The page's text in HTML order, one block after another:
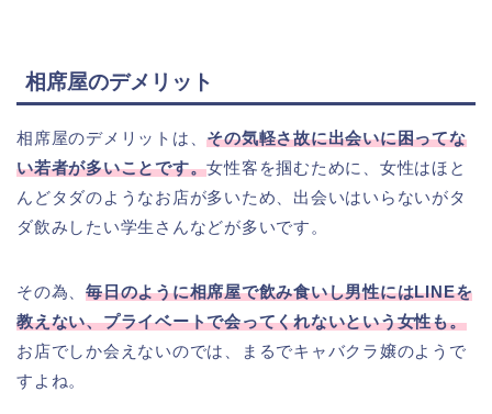
相席屋のデメリット
相席屋のデメリットは、その気軽さ故に出会いに困ってな
い若者が多いことです。女性客を掴むために、女性はほと
んどタダのようなお店が多いため、出会いはいらないがタ
ダ飲みしたい学生さんなどが多いです。
その為、毎日のように相席屋で飲み食いし男性にはLINEを
教えない、プライベートで会ってくれないという女性も。
お店でしか会えないのでは、まるでキャバクラ嬢のようで
すよね。